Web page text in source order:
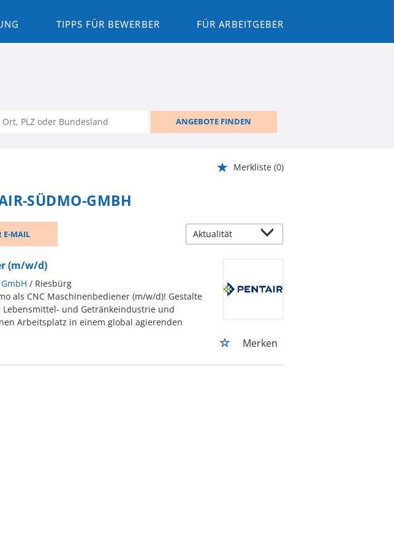
TIPPS FÜR BEWERBER FÜR ARBEITGEBER
ANGEBOTE FINDEN
Merkliste (0)
SÜDMO-GMBH
E-MAIL
(m/w/d)
/ Riesbürg
als CNC Maschinenbediener (m/w/d)! Gestalte
und Getränkeindustrie und
Arbeitsplatz in einem global agierenden
Merken